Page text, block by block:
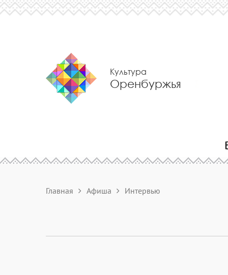
Культура
Оренбуржья
Главная Афиша Интервью